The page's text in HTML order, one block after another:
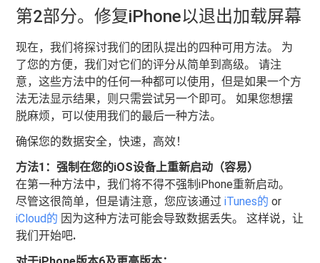
第2部分。修复iPhone以退出加载屏幕
现在，我们将探讨我们的团队提出的四种可用方法。 为
了您的方便，我们对它们的评分从简单到高级。 请注
意，这些方法中的任何一种都可以使用，但是如果一个方
法无法显示结果，则只需尝试另一个即可。 如果您想摆
脱麻烦，可以使用我们的最后一种方法。
确保您的数据安全，快速，高效！
方法1：强制在您的iOS设备上重新启动（容易）
在第一种方法中，我们将不得不强制iPhone重新启动。
尽管这很简单，但是请注意，您应该通过iTunes的or
iCloud的 因为这种方法可能会导致数据丢失。 这样说，让
我们开始吧.